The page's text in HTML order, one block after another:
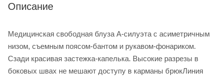
Описание
Медицинская свободная блуза А-силуэта с асиметричным
низом, съемным поясом-бантом и рукавом-фонариком.
Сзади красивая застежка-капелька. Высокие разрезы в
боковых швах не мешают доступу в карманы брюкЛиния